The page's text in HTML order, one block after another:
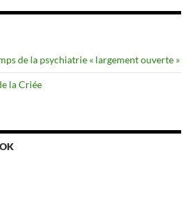
de la psychiatrie « largement ouverte »
la Criée